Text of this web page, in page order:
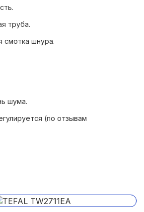
труба.
смотка шнура.
шума.
(по отзывам